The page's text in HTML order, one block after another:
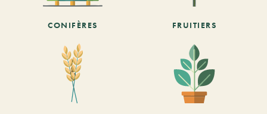
CONIFÈRES FRUITIERS